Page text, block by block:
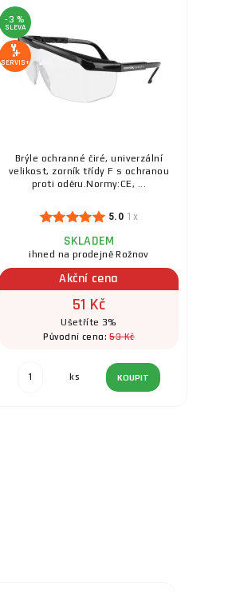
-3 %
SLEVA
SERVIS+
Brýle ochranné čiré, univerzální
velikost, zorník třídy F s ochranou
proti oděru.Normy:CE, ...
5.0 1x
SKLADEM
ihned na prodejně Rožnov
Akční cena
51 Kč
Ušetříte 3%
Původní cena:53 Kč
ks KOUPIT